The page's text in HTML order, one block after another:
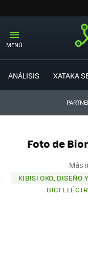
MENÚ
ANÁLISIS XATAKA
Foto de
Más
KIBISI OKO, DISEÑO
BICI